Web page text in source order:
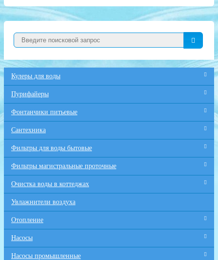
Кулеры для воды
Пурифайеры
Фонтанчики питьевые
Сантехника
Фильтры для воды бытовые
Фильтры магистральные проточные
Очистка воды в коттеджах
Увлажнители воздуха
Отопление
Насосы
Насосы промышленные